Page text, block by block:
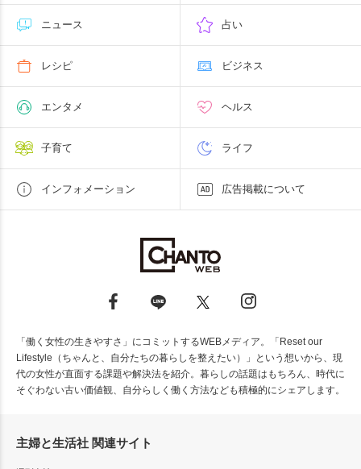
ニュース 占い
レシピ ビジネス
エンタメ ヘルス
子育て ライフ
インフォメーション 広告掲載について
「働く女性の生きやすさ」にコミットするWEBメディア。「Reset our
Lifestyle（ちゃんと、自分たちの暮らしを整えたい）」という想いから、現
代の女性が直面する課題や解決法を紹介。暮らしの話題はもちろん、時代に
そぐわない古い価値観、自分らしく働く方法なども積極的にシェアします。
主婦と生活社 関連サイト